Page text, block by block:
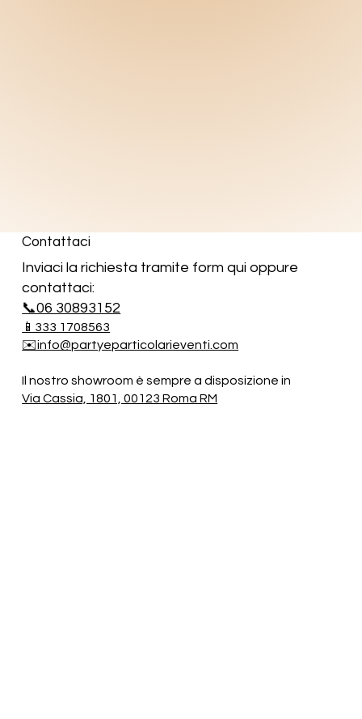
Contattaci
Inviaci la richiesta tramite form qui oppure
contattaci:
📞06 30893152
📱333 1708563
✉️info@partyeparticolarieventi.com
Il nostro showroom è sempre a disposizione in
Via Cassia, 1801, 00123 Roma RM